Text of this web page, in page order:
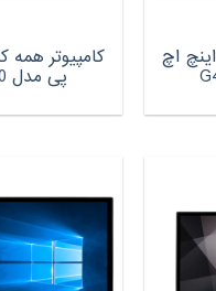
کامپیوتر همه کاره 21.5 اینچ اچ‌
پی مدل 200 G4-5F